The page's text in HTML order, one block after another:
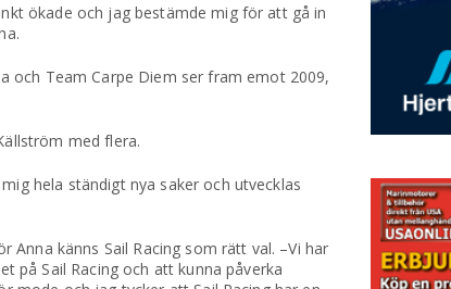
ökade och jag bestämde mig för att gå in
och Team Carpe Diem ser fram emot 2009,
med flera.
hela ständigt nya saker och utvecklas
känns Sail Racing som rätt val. –Vi har
på Sail Racing och att kunna påverka